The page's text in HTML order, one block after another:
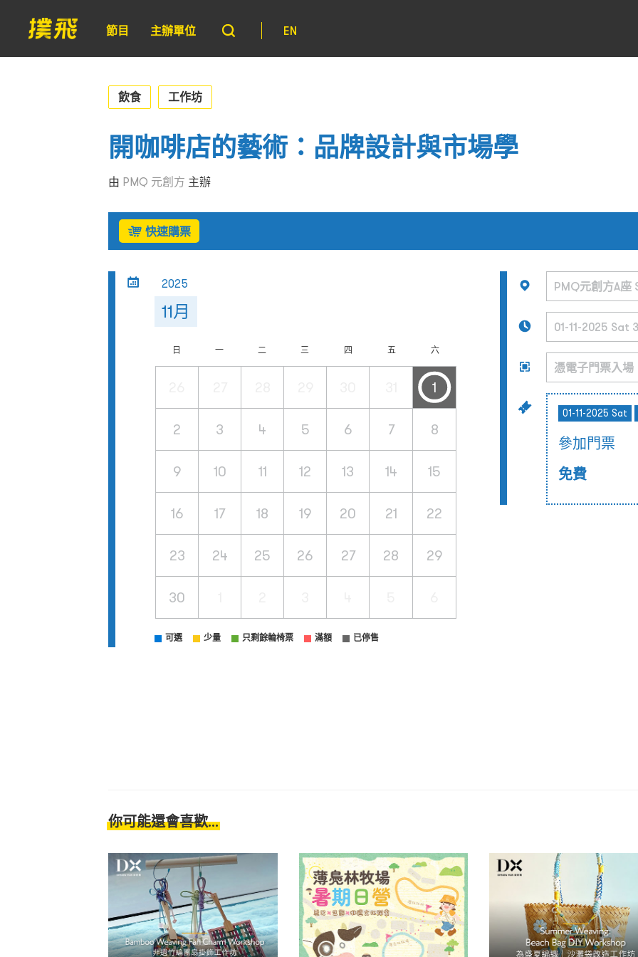
節目 主辦單位 EN
飲食 工作坊
開咖啡店的藝術：品牌設計與市場學
由 PMQ 元創方 主辦
快速購票
2025
11月
日 一 二 三 四 五 六
1
2 3 4 5 6 7 8
9 10 11 12 13 14 15
16 17 18 19 20 21 22
23 24 25 26 27 28 29
30
可選 少量 只剩餘輪椅票 滿額 已停售
01-11-2025 Sat
參加門票
免費
你可能還會喜歡...